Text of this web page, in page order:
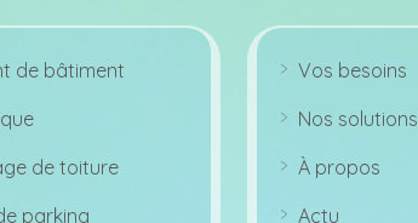
de bâtiment
de toiture
parking
o
ri
g
ic
Vos besoins
o
ri
Nos solutions
À propos
Actu